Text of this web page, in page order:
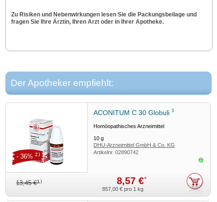
Zu Risiken und Nebenwirkungen lesen Sie die Packungsbeilage und
fragen Sie Ihre Ärztin, Ihren Arzt oder in Ihrer Apotheke.
Der Apotheker empfiehlt:
ACONITUM C 30 Globuli3
Homöopathisches Arzneimittel
10g
DHU-Arzneimittel GmbH & Co. KG
Artikelnr.02890742
13,45 €1) 8,57 €*
- 36% 2)
857,00 € pro 1 kg